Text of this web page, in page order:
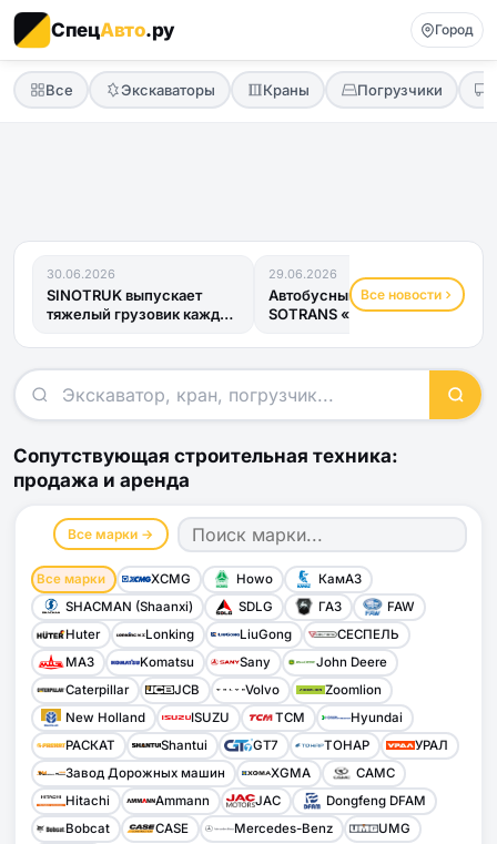
СпецАвто.ру Город
Все Экскаваторы Краны Погрузчики
30.06.2026
SINOTRUK выпускает
тяжелый грузовик каждые
29.06.2026
Автобусный прицеп
SOTRANS «Хвост
и готов к...
Все новости
Сопутствующая строительная техника:
продажа и аренда
Все марки →
Все марки XCMG Howo
КамАЗ
SHACMAN (Shaanxi)
SDLG ГАЗ
FAW
Huter
Lonking LiuGong
СЕСПЕЛЬ
МАЗ
Komatsu Sany
John Deere
Caterpillar
JCB Volvo
Zoomlion
New Holland
ISUZU TCM
Hyundai
РАСКАТ
Shantui GT7 ТОНАР
УРАЛ
Завод Дорожных машин
XGMA
CAMC
Hitachi
Ammann JAC
Dongfeng DFAM
Bobcat
CASE Mercedes-Benz
UMG